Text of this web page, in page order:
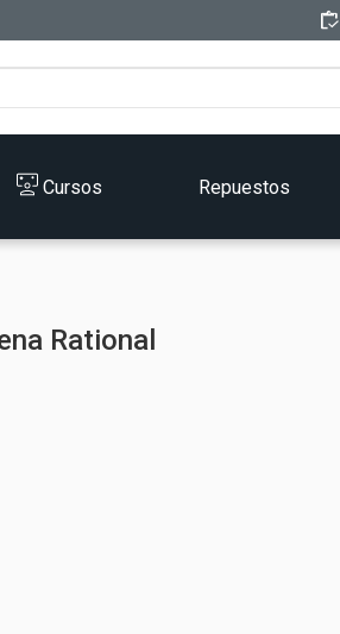
inventory
Cursos Repuestos
Rational